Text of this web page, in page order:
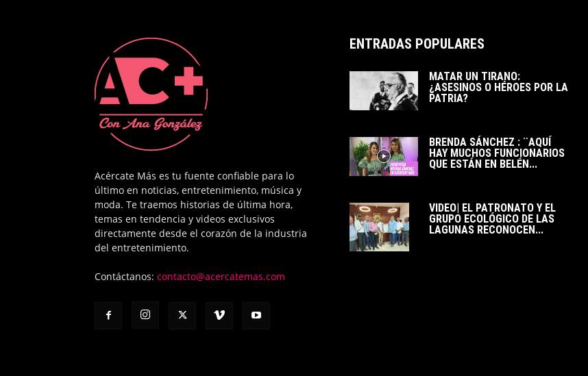
Acércate Más es tu fuente confiable para lo
último en noticias, entretenimiento, música y
moda. Te traemos historias de última hora,
temas en tendencia y videos exclusivos
directamente desde el corazón de la industria
del entretenimiento.
Contáctanos: contacto@acercatemas.com
ENTRADAS POPULARES
MATAR UN TIRANO:
¿ASESINOS O HÉROES POR LA
PATRIA?
BRENDA SÁNCHEZ : ¨AQUÍ
HAY MUCHOS FUNCIONARIOS
QUE ESTÁN EN BELÉN...
VIDEO| EL PATRONATO Y EL
GRUPO ECOLÓGICO DE LAS
LAGUNAS RECONOCEN...